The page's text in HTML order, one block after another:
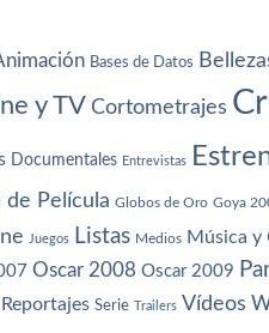
Bases de Datos
y TV Cortometrajes
Documentales Entrevistas
de Película Globos de Oro Goya
Juegos Listas Medios Música y
Oscar 2008 Oscar 2009
Reportajes Serie Trailers Vídeos